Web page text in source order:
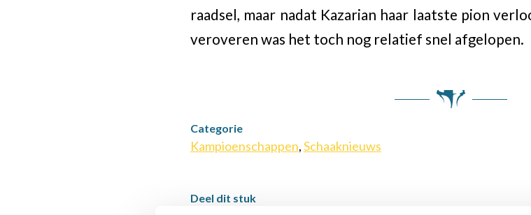
raadsel, maar nadat Kazarian haar laatste pion
veroveren was het toch nog relatief snel afgelopen.
Categorie
Kampioenschappen,Schaaknieuws
Deel dit stuk